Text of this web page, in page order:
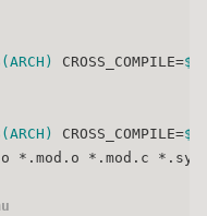
CROSS_COMPILE=
CROSS_COMPILE=
*.mod.o *.mod.c